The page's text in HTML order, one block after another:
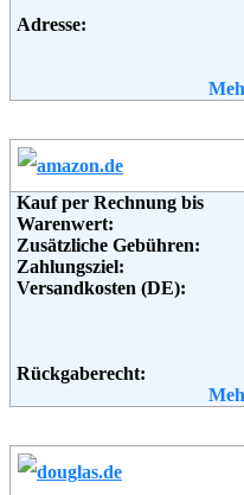
Informationen:
Adresse:
Soziale Kanäle:
Weiterführende
Informationen:
Kauf per Rechnung bis
Warenwert:
Zusätzliche Gebühren:
Zahlungsziel:
Versandkosten (DE):
Rückgaberecht:
Weitere Zahlungsmethoden: